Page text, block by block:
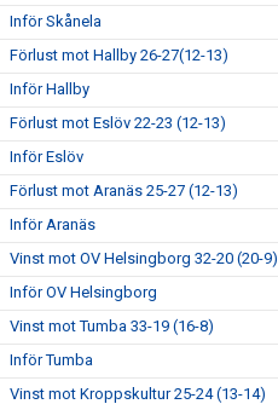
Inför Skånela
Förlust mot Hallby 26-27(12-13)
Inför Hallby
Förlust mot Eslöv 22-23 (12-13)
Inför Eslöv
Förlust mot Aranäs 25-27 (12-13)
Inför Aranäs
Vinst mot OV Helsingborg 32-20 (20-9)
Inför OV Helsingborg
Vinst mot Tumba 33-19 (16-8)
Inför Tumba
Vinst mot Kroppskultur 25-24 (13-14)